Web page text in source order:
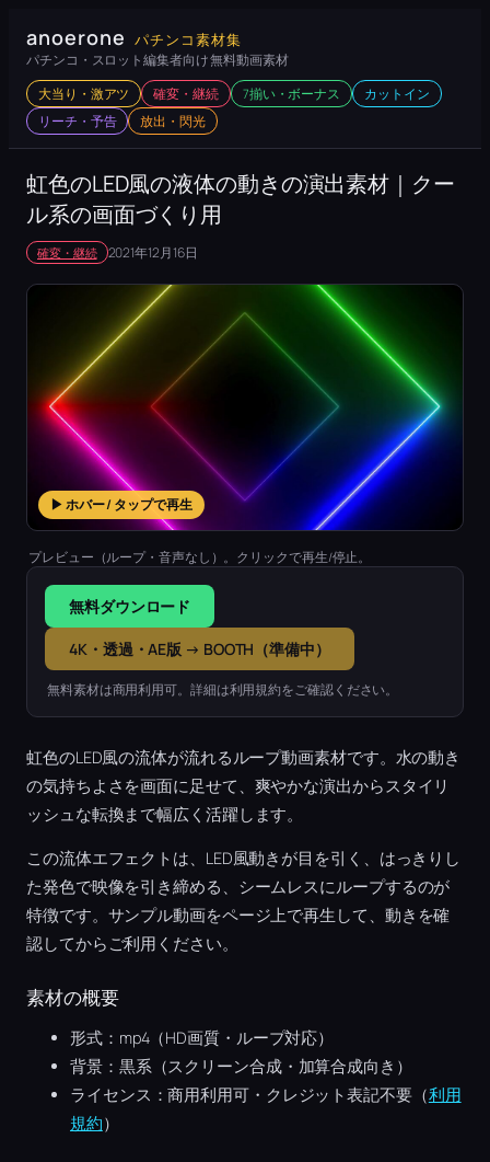
容
ス
キ
プ
anoerone パチンコ素材集
パチンコ・スロット編集者向け 無料動画素材
大当り・激アツ 確変・継続 7揃い・ボーナス
カットイン
リーチ・予告
放出・閃光
虹色のLED風の液体の動きの演出素材｜クー
ル系の画面づくり用
確変・継続 2021年12月16日
▶ ホバー / タップで再生
プレビュー（ループ・音声なし）。クリックで再生/停止。
無料ダウンロード
4K・透過・AE版 → BOOTH（準備中）
無料素材は商用利用可。詳細は利用規約をご確認ください。
虹色のLED風の流体が流れるループ動画素材です。水の動き
の気持ちよさを画面に足せて、爽やかな演出からスタイリ
ッシュな転換まで幅広く活躍します。
この流体エフェクトは、LED風動きが目を引く、はっきりし
た発色で映像を引き締める、シームレスにループするのが
特徴です。サンプル動画をページ上で再生して、動きを確
認してからご利用ください。
素材の概要
形式：mp4（HD画質・ループ対応）
背景：黒系（スクリーン合成・加算合成向き）
ライセンス：商用利用可・クレジット表記不要（利用
規約）